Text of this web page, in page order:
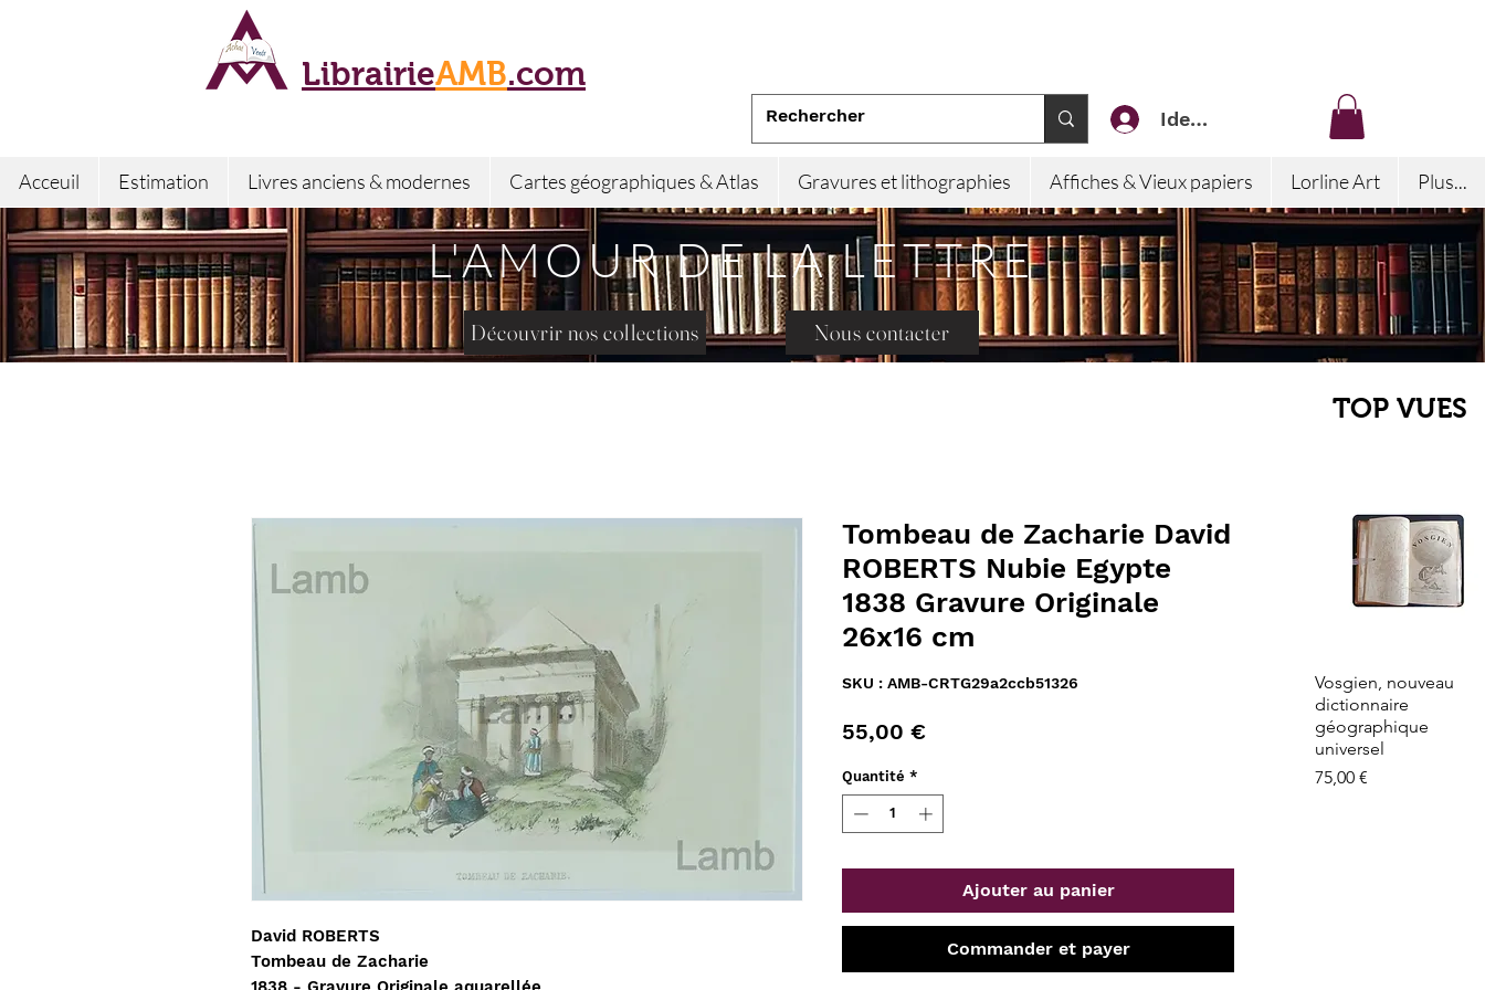
LibrairieAMB.com
Identifiez-vous
Acceuil Estimation Livres anciens & modernes Cartes géographiques & Atlas Gravures et lithographies Affiches & Vieux papiers Lorline Art Plus...
L'AMOUR DE LA LETTRE
Découvrir nos collections Nous contacter
David ROBERTS
Tombeau de Zacharie
Tombeau de Zacharie David
ROBERTS Nubie Egypte
1838 Gravure Originale
26x16 cm
SKU : AMB-CRTG29a2ccb51326
55,00 €Prix
Quantité *
Ajouter au panier
Commander et payer
TOP VUES
Aperçu rapide
Vosgien, nouveau
dictionnaire
géographique
universel
Prix
75,00 €